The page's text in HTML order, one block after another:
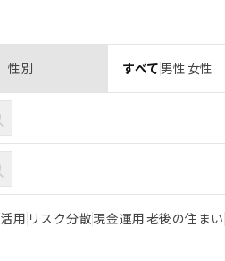
性別 すべて 男性 女性
用 リスク分散現金運用老後の住まい